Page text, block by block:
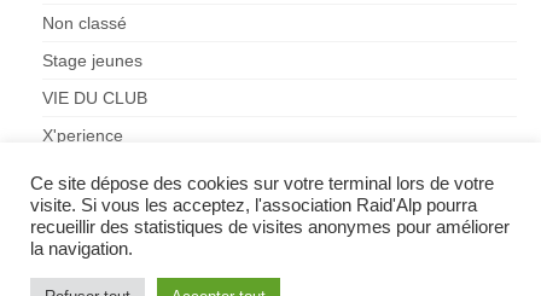
Non classé
Stage jeunes
VIE DU CLUB
X'perience
© 2026 Raid'Alp Grenoble raidalp@gmail.com -
Ce site dépose des cookies sur votre terminal lors de votre
visite. Si vous les acceptez, l'association Raid'Alp pourra
recueillir des statistiques de visites anonymes pour améliorer
la navigation.